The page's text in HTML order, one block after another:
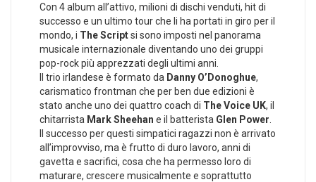
Con 4 album all’attivo, milioni di dischi venduti, hit di
successo e un ultimo tour che li ha portati in giro per il
mondo, i The Scriptsi sono imposti nel panorama
musicale internazionale diventando uno dei gruppi
pop-rock più apprezzati degli ultimi anni.
Il trio irlandese è formato da Danny O’Donoghue,
carismatico frontman che per ben due edizioni è
stato anche uno dei quattro coach di The Voice UK, il
chitarrista Mark Sheehan e il batterista Glen Power
Il successo per questi simpatici ragazzi non è arrivato
all’improvviso, ma è frutto di duro lavoro, anni di
gavetta e sacrifici, cosa che ha permesso loro di
maturare, crescere musicalmente e soprattutto